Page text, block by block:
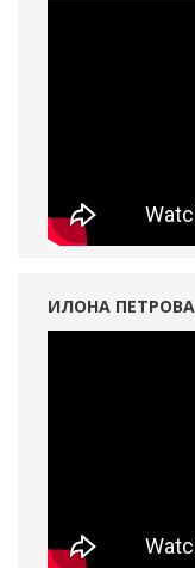
ИЛОНА